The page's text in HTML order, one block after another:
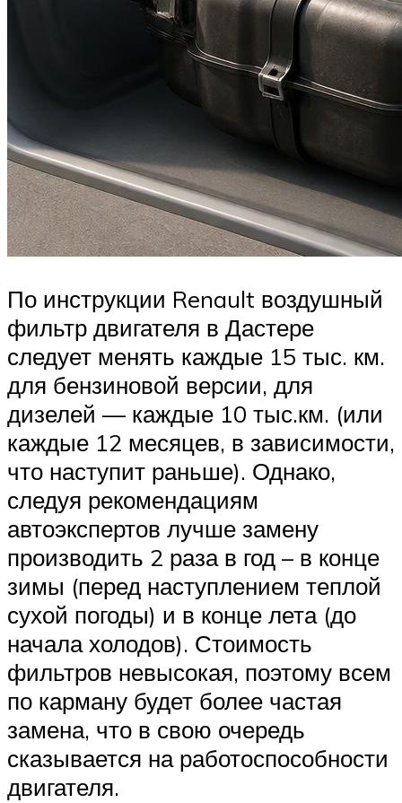
По инструкции Renault воздушный
фильтр двигателя в Дастере
следует менять каждые 15 тыс. км.
для бензиновой версии, для
дизелей — каждые 10 тыс.км. (или
каждые 12 месяцев, в зависимости,
что наступит раньше). Однако,
следуя рекомендациям
автоэкспертов лучше замену
производить 2 раза в год – в конце
зимы (перед наступлением теплой
сухой погоды) и в конце лета (до
начала холодов). Стоимость
фильтров невысокая, поэтому всем
по карману будет более частая
замена, что в свою очередь
сказывается на работоспособности
двигателя.